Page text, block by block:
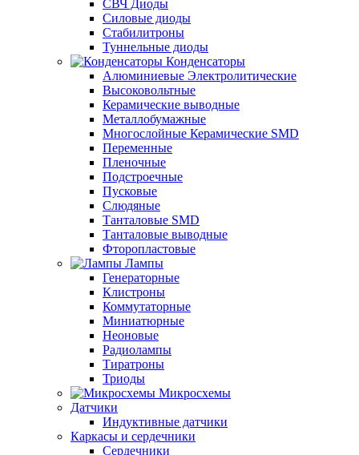
СВЧ Диоды
Силовые диоды
Стабилитроны
Туннельные диоды
Конденсаторы
Алюминиевые Электролитические
Высоковольтные
Керамические выводные
Металлобумажные
Многослойные Керамические SMD
Переменные
Пленочные
Подстроечные
Пусковые
Слюдяные
Танталовые SMD
Танталовые выводные
Фторопластовые
Лампы
Генераторные
Клистроны
Коммутаторные
Миниатюрные
Неоновые
Радиолампы
Тиратроны
Триоды
Микросхемы
Датчики
Индуктивные датчики
Каркасы и сердечники
Сердечники